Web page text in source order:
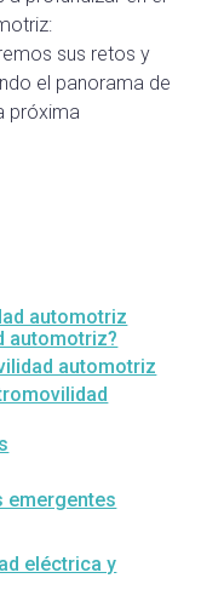
sus retos y
el panorama de
próxima
automotriz
automotriz?
automotriz
emergentes
eléctrica y